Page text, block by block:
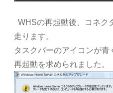
WHSの再起動後、コネク
走ります。
タスクバーのアイコンが青
再起動を求められました。